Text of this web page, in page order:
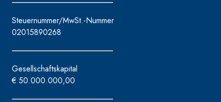
Steuernummer/MwSt.-Nummer
02015890268
Gesellschaftskapital
€ 50.000.000,00